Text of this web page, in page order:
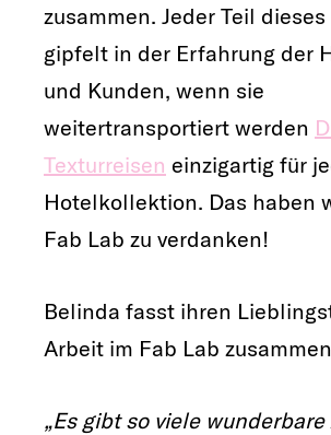
zusammen. Jeder Teil dieses
gipfelt in der Erfahrung der
und Kunden, wenn sie
weitertransportiert werden
Texturreisen einzigartig für
Hotelkollektion. Das haben
Fab Lab zu verdanken!
Belinda fasst ihren
Arbeit im Fab Lab
„Es gibt so viele